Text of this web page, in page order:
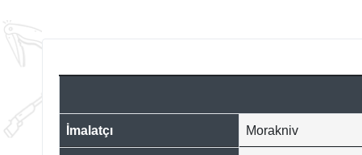
İmalatçı Morakniv